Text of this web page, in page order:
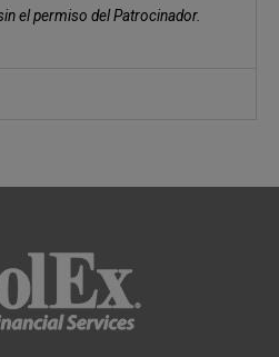
el permiso del Patrocinador.